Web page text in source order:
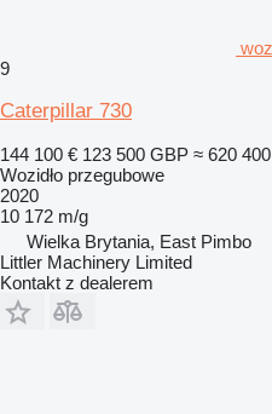
9
Caterpillar 730
144 100 € 123 500 GBP ≈ 620 400
Wozidło przegubowe
2020
10 172 m/g
Wielka Brytania, East Pimbo
Littler Machinery Limited
Kontakt z dealerem